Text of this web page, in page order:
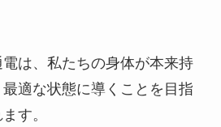
は、私たちの身体が本来持
適な状態に導くことを目指
す。